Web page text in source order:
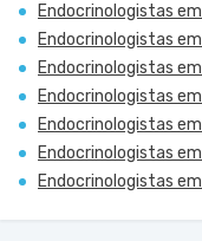
Endocrinologistas
Endocrinologistas
Endocrinologistas
Endocrinologistas
Endocrinologistas
Endocrinologistas
Endocrinologistas